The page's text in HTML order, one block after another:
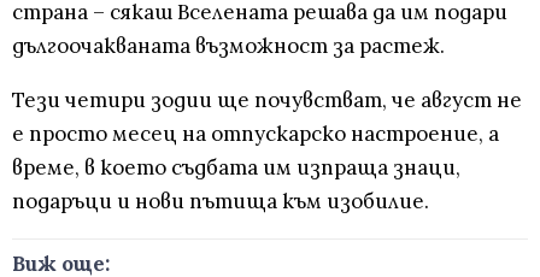
страна – сякаш Вселената решава да им подари
дългоочакваната възможност за растеж.
Тези четири зодии ще почувстват, че август не
е просто месец на отпускарско настроение, а
време, в което съдбата им изпраща знаци,
подаръци и нови пътища към изобилие.
Виж още: